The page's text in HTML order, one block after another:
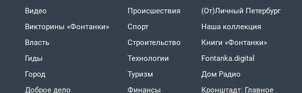
Видео
Викторины «Фонтанки»
Власть
Гиды
Город
Доброе дело
Проиcшествия
Спорт
Строительство
Технологии
Туризм
Финансы
(От)Личный Петербург
Наша коллекция
Книги «Фонтанки»
Fontanka.digital
Дом Радио
Кронштадт: Главное